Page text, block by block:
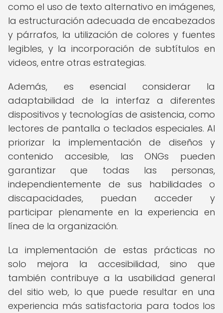
como el uso de texto alternativo en imágenes,
la estructuración adecuada de encabezados
y párrafos, la utilización de colores y fuentes
legibles, y la incorporación de subtítulos en
videos, entre otras estrategias.
Además, es esencial considerar la
adaptabilidad de la interfaz a diferentes
dispositivos y tecnologías de asistencia, como
lectores de pantalla o teclados especiales. Al
priorizar la implementación de diseños y
contenido accesible, las ONGs pueden
garantizar que todas las personas,
independientemente de sus habilidades o
discapacidades, puedan acceder y
participar plenamente en la experiencia en
línea de la organización.
La implementación de estas prácticas no
solo mejora la accesibilidad, sino que
también contribuye a la usabilidad general
del sitio web, lo que puede resultar en una
experiencia más satisfactoria para todos los